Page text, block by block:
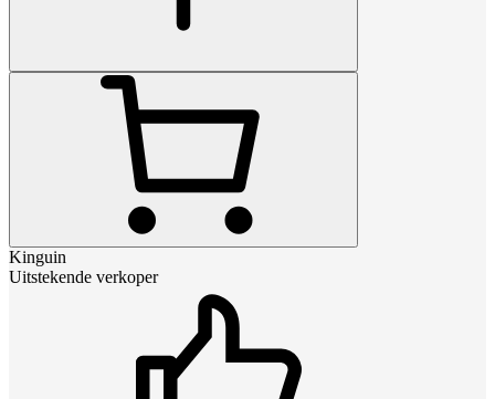
Kinguin
Uitstekende verkoper